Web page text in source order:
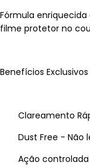
Fórmula
filme protetor no
Benefícios
Clareamento
Dust Free - Não
Ação